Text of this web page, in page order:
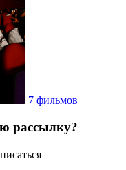
7 фильмов
рассылку?